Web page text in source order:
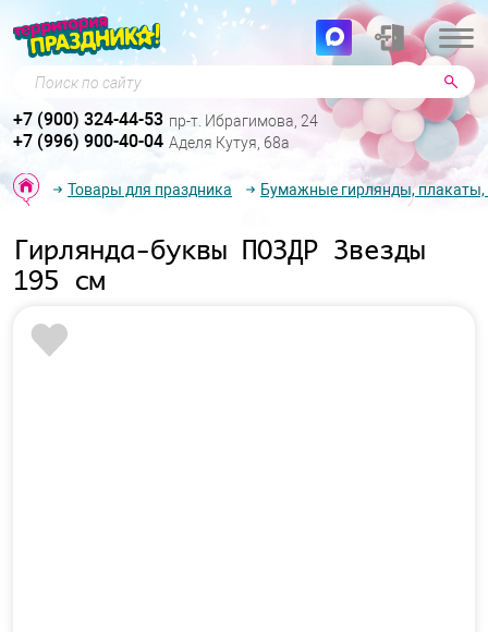
Поиск по сайту
+7 (900) 324-44-53 пр-т. Ибрагимова, 24
+7 (996) 900-40-04 Аделя Кутуя, 68а
Товары для праздника Бумажные гирлянды,
Гирлянда-буквы ПОЗДР Звезды
195 см